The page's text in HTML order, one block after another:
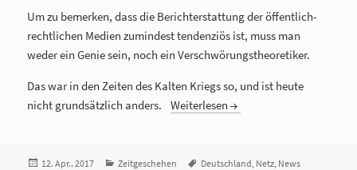
Um zu bemerken, dass die Berichterstattung der öffentlich-
rechtlichen Medien zumindest tendenziös ist, muss man
weder ein Genie sein, noch ein Verschwörungstheoretiker.
Das war in den Zeiten des Kalten Kriegs so, und ist heute
nicht grundsätzlich anders.Weiterlesen
Veröffentlicht
12. Apr.. 2017 Kategorien
Zeitgeschehen Tags
Deutschland Netz News